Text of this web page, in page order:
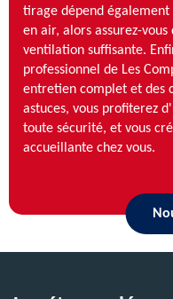
tirage dépend
en air, alors assurez-
ventilation suffisante.
professionnel de Les
entretien complet et des
astuces, vous profiterez
toute sécurité, et vous
accueillante chez vous.